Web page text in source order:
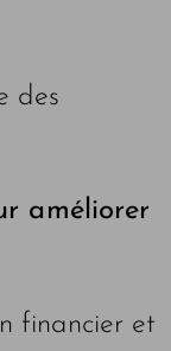
des
améliorer
financier et